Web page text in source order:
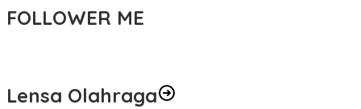
FOLLOWER ME
Lensa Olahraga